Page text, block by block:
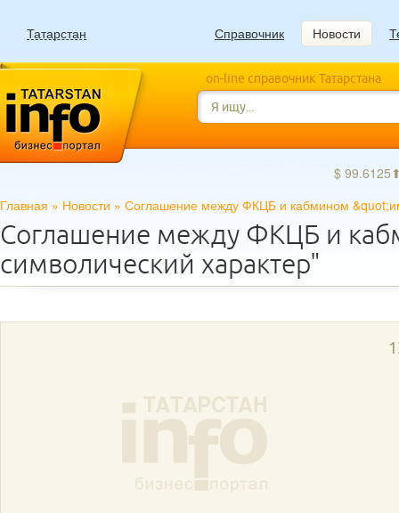
Татарстан Справочник Новости
on-line справочник Татарстана
$
Главная » Новости » Соглашение между ФКЦБ и кабмином
Соглашение между ФКЦБ и
символический характер"